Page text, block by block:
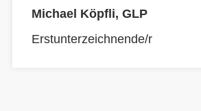
Michael Köpfli, GLP
Erstunterzeichnende/r